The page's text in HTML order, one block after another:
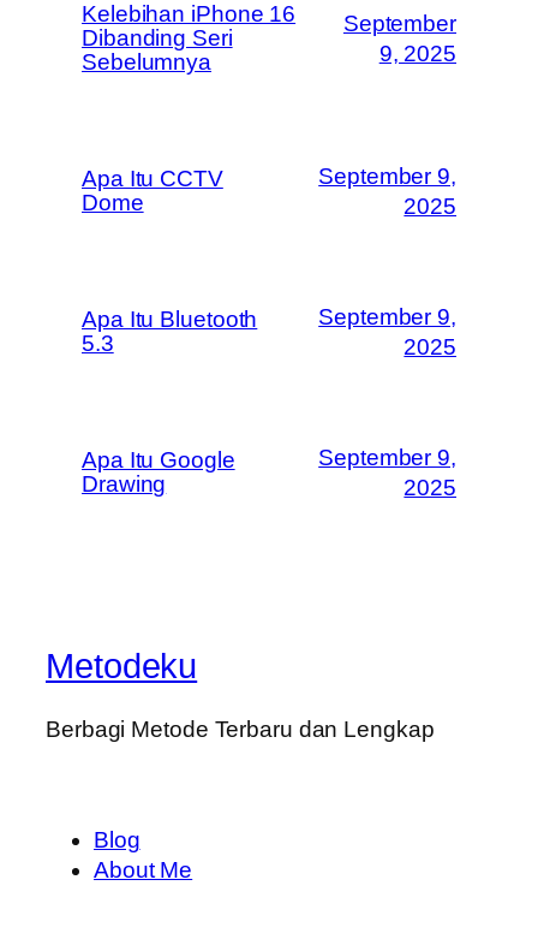
Kelebihan iPhone 16
Dibanding Seri
Sebelumnya
September
9, 2025
Apa Itu CCTV
Dome
September 9,
2025
Apa Itu Bluetooth
5.3
September 9,
2025
Apa Itu Google
Drawing
September 9,
2025
Metodeku
Berbagi Metode Terbaru dan Lengkap
Blog
About Me